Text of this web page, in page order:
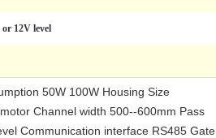
12V level
50W 100W Housing Size
Channel width 500--600mm Pass
Communication interface RS485 Gate